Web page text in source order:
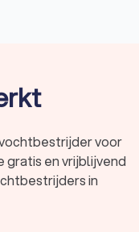
klus die je zelf snel
stelt een
en niet alleen
stappen:
vast en past
voor
gratis en vrijblijvend
in